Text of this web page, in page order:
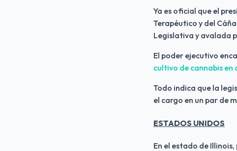
Ya es oficial que el
Terapéutico y del
Legislativa y avalada
El poder ejecutivo
cultivo de cannabis en
Todo indica que la
el cargo en un par de
ESTADOS UNIDOS
En el estado de